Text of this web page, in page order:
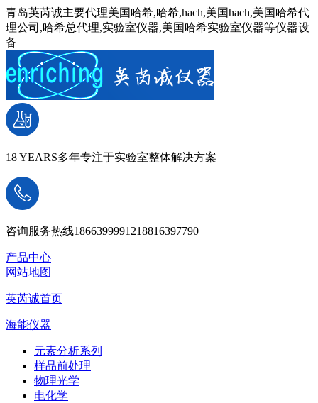
青岛英芮诚主要代理美国哈希,哈希,hach,美国hach,美国哈希代
理公司,哈希总代理,实验室仪器,美国哈希实验室仪器等仪器设
备
18 YEARS多年专注于实验室整体解决方案
咨询服务热线1866399991218816397790
产品中心
网站地图
英芮诚首页
海能仪器
元素分析系列
样品前处理
物理光学
电化学